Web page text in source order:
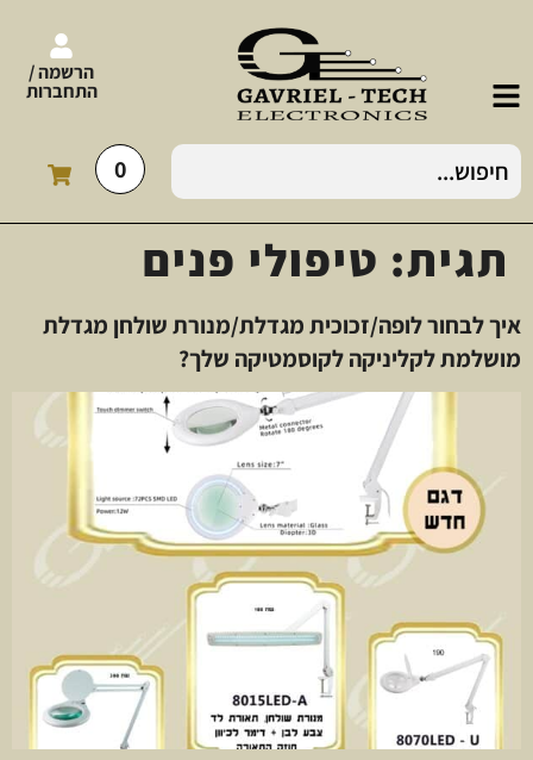
הרשמה /
התחברות
0
תגית: טיפולי פנים
איך לבחור לופה/זכוכית מגדלת/מנורת שולחן מגדלת
מושלמת לקליניקה לקוסמטיקה שלך?